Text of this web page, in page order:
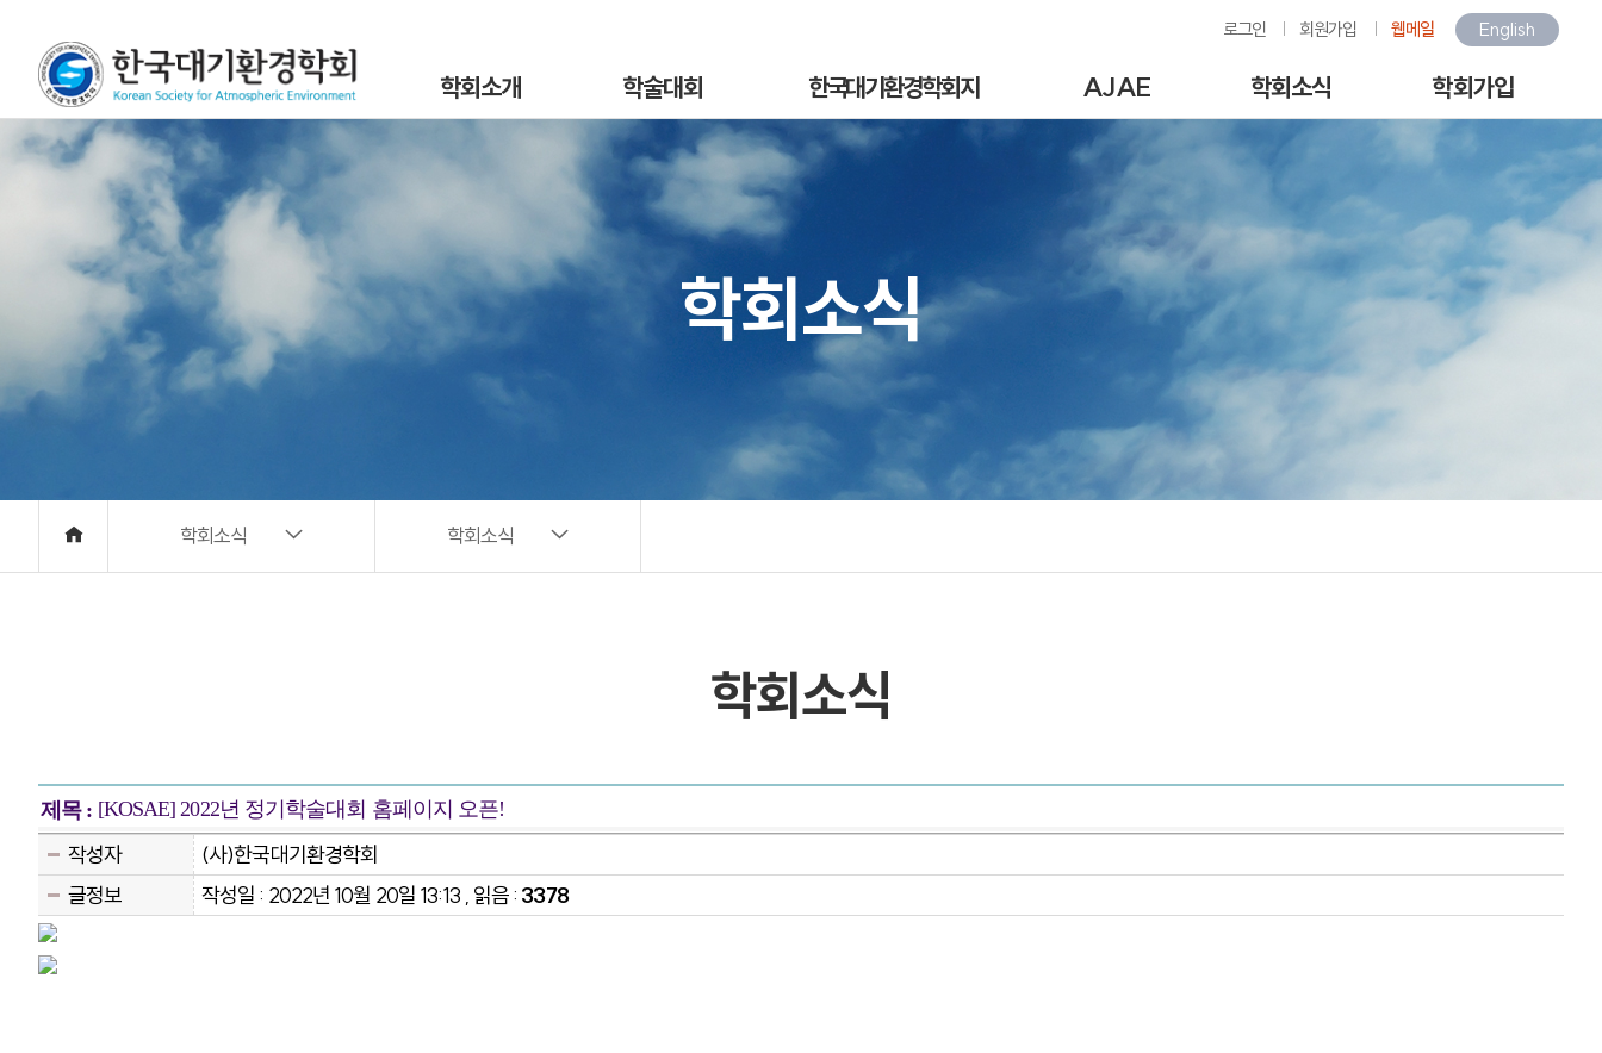
로그인 회원가입 웹메일 English
학회소개
학회정관 및 규정
위원회 및 분과회 소개
대기환경 40년사
학술대회
학술대회안내
발표초록안내
발표초록접수
발표초록접수상황
선등록신청
특별세션신청현황
한국대기환경학회지
논문심사규정
논문투고
심사료/게재료납부
목록 및 검색
AJAE
Author Guide
On-line Submission
View Articles
subscription charges /
author APC
학회소식
환경관련행사소식
갤러리
구인/구직
학회가입
회원가입안내
회비납부
개인정보처리방침
이용약관
학회소식
학회소식 학회소식
학회소식
제목 : [KOSAE] 2022년 정기학술대회 홈페이지 오픈!
작성자
(사)한국대기환경학회
글정보
작성일 : 2022년 10월 20일 13:13 , 읽음 : 3378